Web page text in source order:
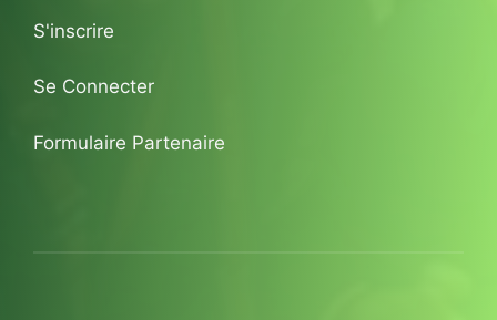
S'inscrire
Se Connecter
Formulaire Partenaire